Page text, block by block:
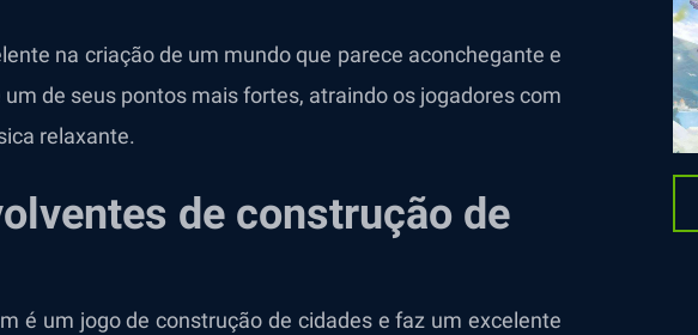
na criação de um mundo que parece aconchegante e
de seus pontos mais fortes, atraindo os jogadores com
relaxante.
de construção de
é um jogo de construção de cidades e faz um excelente